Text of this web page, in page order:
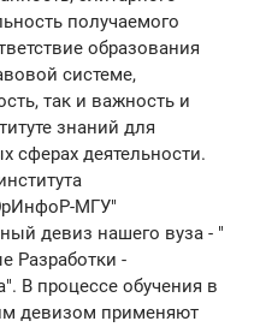
получаемого
образования
системе,
так и важность и
знаний для
сферах деятельности.
МГУ"
девиз нашего вуза - "
Разработки -
В процессе обучения в
девизом применяют